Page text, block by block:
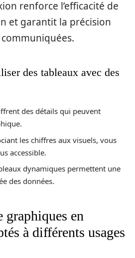
renforce l’efficacité de
et garantit la précision
des tableaux avec des
des détails qui peuvent
les chiffres aux visuels, vous
accessible.
dynamiques permettent une
des données.
graphiques en
à différents usages